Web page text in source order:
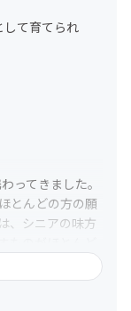
して育てられ
ってきました。
とんどの方の願
、シニアの味方
の自由度や選択
設に入ってし